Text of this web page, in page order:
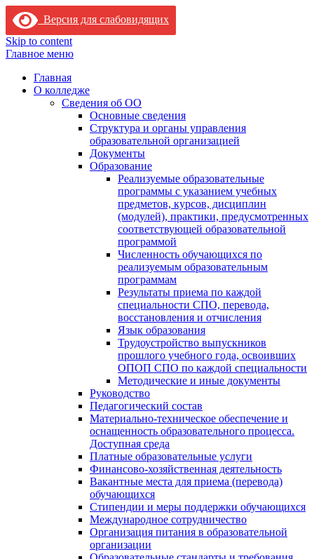
Версия для слабовидящих
Skip to content
Главное меню
Главная
О колледже
Сведения об ОО
Основные сведения
Структура и органы управления
образовательной организацией
Документы
Образование
Реализуемые образовательные
программы с указанием учебных
предметов, курсов, дисциплин
(модулей), практики, предусмотренных
соответствующей образовательной
программой
Численность обучающихся по
реализуемым образовательным
программам
Результаты приема по каждой
специальности СПО, перевода,
восстановления и отчисления
Язык образования
Трудоустройство выпускников
прошлого учебного года, освоивших
ОПОП СПО по каждой специальности
Методические и иные документы
Руководство
Педагогический состав
Материально-техническое обеспечение и
оснащенность образовательного процесса.
Доступная среда
Платные образовательные услуги
Финансово-хозяйственная деятельность
Вакантные места для приема (перевода)
обучающихся
Стипендии и меры поддержки обучающихся
Международное сотрудничество
Организация питания в образовательной
организации